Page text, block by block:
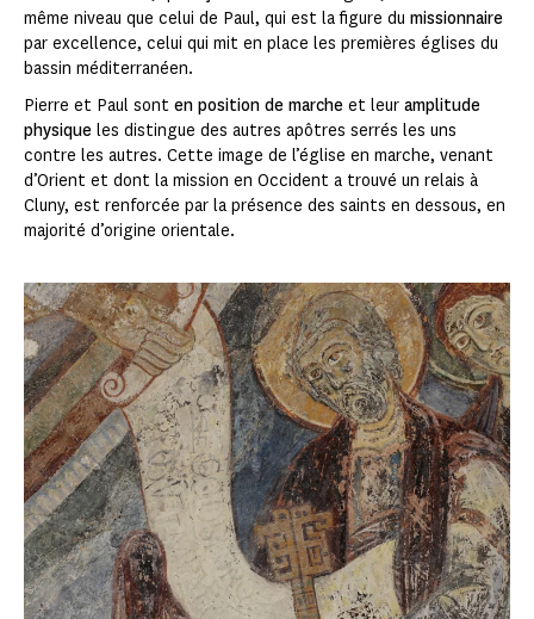
même niveau que celui de Paul, qui est la figure du missionnaire
par excellence, celui qui mit en place les premières églises du
bassin méditerranéen.
Pierre et Paul sont en position de marche et leur amplitude
physique les distingue des autres apôtres serrés les uns
contre les autres. Cette image de l’église en marche, venant
d’Orient et dont la mission en Occident a trouvé un relais à
Cluny, est renforcée par la présence des saints en dessous, en
majorité d’origine orientale.